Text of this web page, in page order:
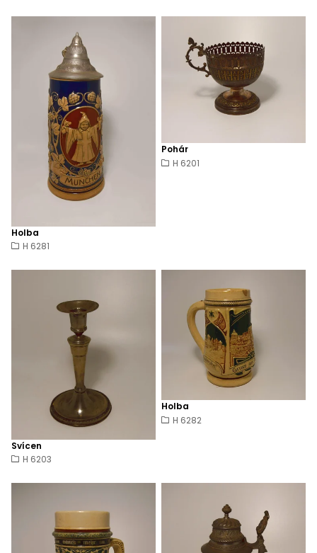
Holba
H 6281
Pohár
H 6201
Svícen
H 6203
Holba
H 6282